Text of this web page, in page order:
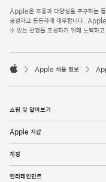
p
p
l
o
e
Apple은 포용과 다양성을 추구하는
공정하고 동등하게 대우합니다.
수 있는 환경을 조성하기 위해 노력하

p
l
Apple 채용 정보
쇼핑 및 알아보기
Apple 지갑
계정
엔터테인먼트